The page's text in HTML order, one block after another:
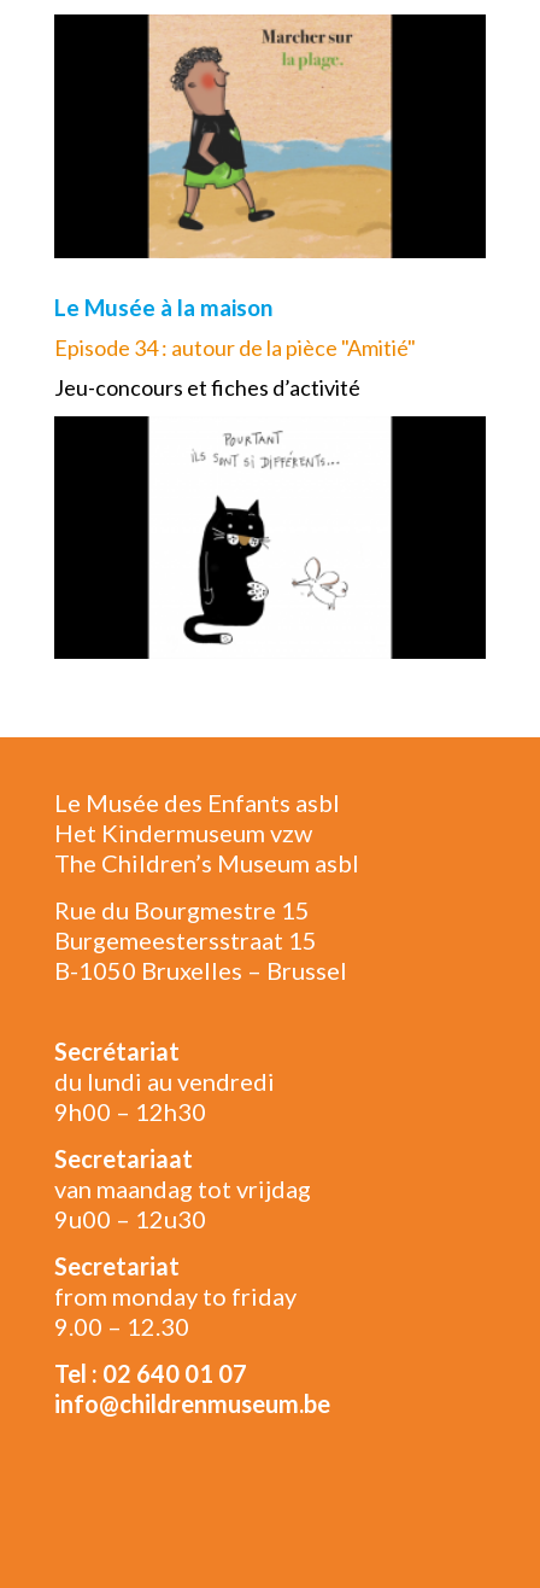
Le Musée à la maison
Episode 34 : autour de la pièce "Amitié"
Jeu-concours et fiches d’activité
Le Musée des Enfants asbl
Het Kindermuseum vzw
The Children’s Museum asbl
Rue du Bourgmestre 15
Burgemeestersstraat 15
B-1050 Bruxelles – Brussel
Secrétariat
du lundi au vendredi
9h00 – 12h30
Secretariaat
van maandag tot vrijdag
9u00 – 12u30
Secretariat
from monday to friday
9.00 – 12.30
Tel : 02 640 01 07
info@childrenmuseum.be